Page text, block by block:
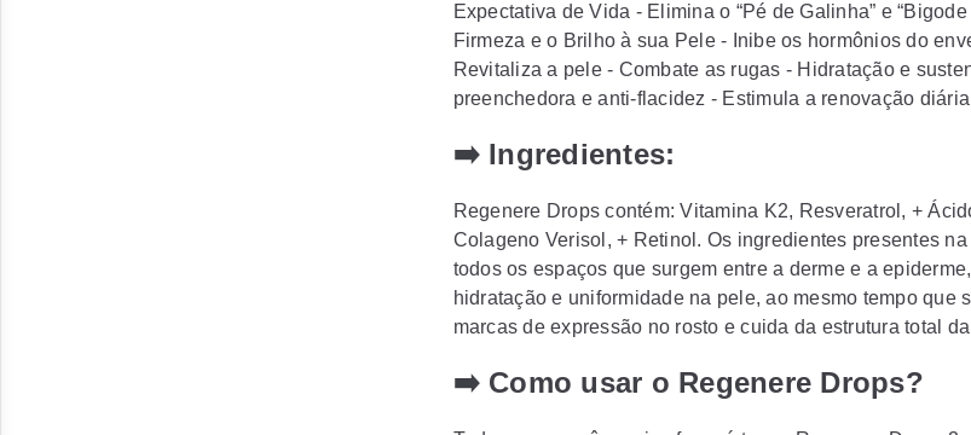
Expectativa de Vida - Elimina o “Pé de Galinha” e
Firmeza e o Brilho à sua Pele - Inibe os hormônios do
Revitaliza a pele - Combate as rugas - Hidratação e
preenchedora e anti-flacidez - Estimula a renovação
➡️ Ingredientes:
Regenere Drops contém: Vitamina K2, Resveratrol, +
Colageno Verisol, + Retinol. Os ingredientes presentes
todos os espaços que surgem entre a derme e a
hidratação e uniformidade na pele, ao mesmo tempo que
marcas de expressão no rosto e cuida da estrutura total
➡️ Como usar o Regenere Drops?